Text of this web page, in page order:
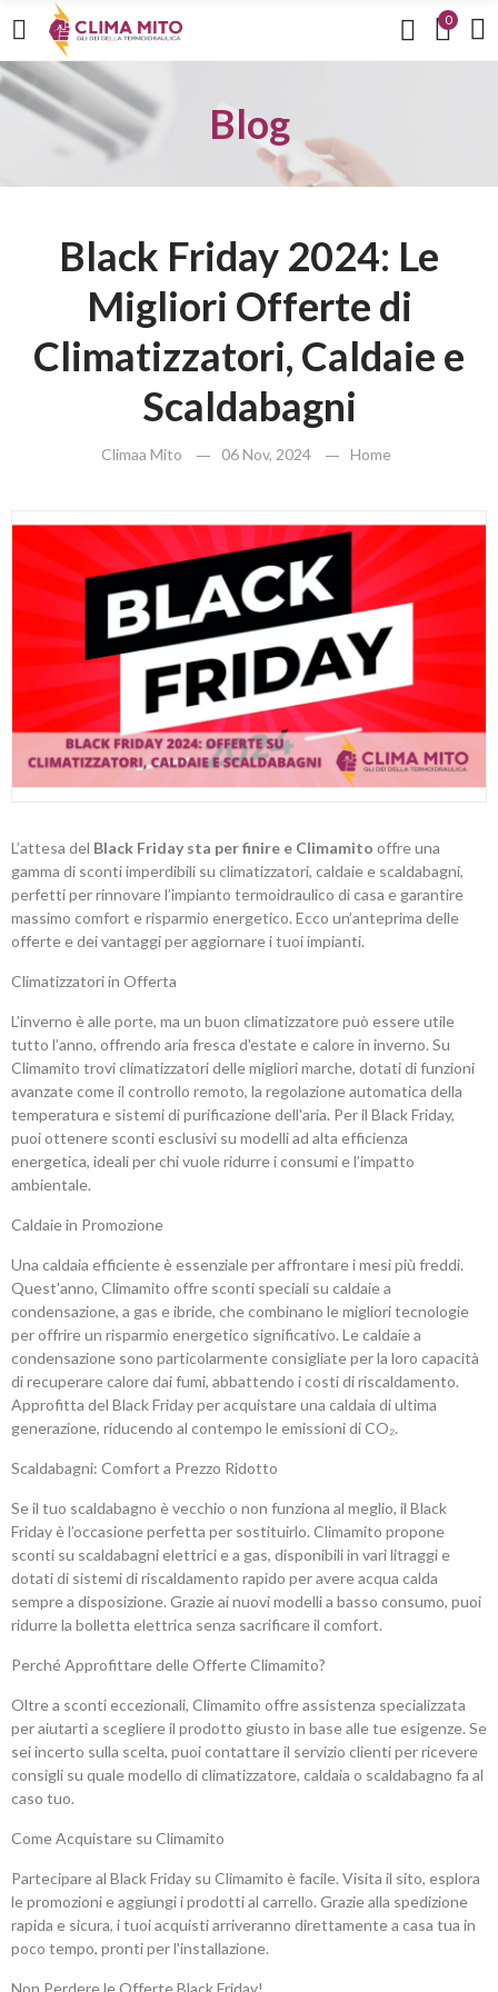
0
Blog
Black Friday 2024: Le
Migliori Offerte di
Climatizzatori, Caldaie e
Scaldabagni
Climaa Mito 06 Nov, 2024 Home
L’attesa del Black Friday sta per finire e Climamito offre una
gamma di sconti imperdibili su climatizzatori, caldaie e scaldabagni,
perfetti per rinnovare l’impianto termoidraulico di casa e garantire
massimo comfort e risparmio energetico. Ecco un’anteprima delle
offerte e dei vantaggi per aggiornare i tuoi impianti.
Climatizzatori in Offerta
L’inverno è alle porte, ma un buon climatizzatore può essere utile
tutto l’anno, offrendo aria fresca d'estate e calore in inverno. Su
Climamito trovi climatizzatori delle migliori marche, dotati di funzioni
avanzate come il controllo remoto, la regolazione automatica della
temperatura e sistemi di purificazione dell'aria. Per il Black Friday,
puoi ottenere sconti esclusivi su modelli ad alta efficienza
energetica, ideali per chi vuole ridurre i consumi e l’impatto
ambientale.
Caldaie in Promozione
Una caldaia efficiente è essenziale per affrontare i mesi più freddi.
Quest'anno, Climamito offre sconti speciali su caldaie a
condensazione, a gas e ibride, che combinano le migliori tecnologie
per offrire un risparmio energetico significativo. Le caldaie a
condensazione sono particolarmente consigliate per la loro capacità
di recuperare calore dai fumi, abbattendo i costi di riscaldamento.
Approfitta del Black Friday per acquistare una caldaia di ultima
generazione, riducendo al contempo le emissioni di CO₂.
Scaldabagni: Comfort a Prezzo Ridotto
Se il tuo scaldabagno è vecchio o non funziona al meglio, il Black
Friday è l’occasione perfetta per sostituirlo. Climamito propone
sconti su scaldabagni elettrici e a gas, disponibili in vari litraggi e
dotati di sistemi di riscaldamento rapido per avere acqua calda
sempre a disposizione. Grazie ai nuovi modelli a basso consumo, puoi
ridurre la bolletta elettrica senza sacrificare il comfort.
Perché Approfittare delle Offerte Climamito?
Oltre a sconti eccezionali, Climamito offre assistenza specializzata
per aiutarti a scegliere il prodotto giusto in base alle tue esigenze. Se
sei incerto sulla scelta, puoi contattare il servizio clienti per ricevere
consigli su quale modello di climatizzatore, caldaia o scaldabagno fa al
caso tuo.
Come Acquistare su Climamito
Partecipare al Black Friday su Climamito è facile. Visita il sito, esplora
le promozioni e aggiungi i prodotti al carrello. Grazie alla spedizione
rapida e sicura, i tuoi acquisti arriveranno direttamente a casa tua in
poco tempo, pronti per l'installazione.